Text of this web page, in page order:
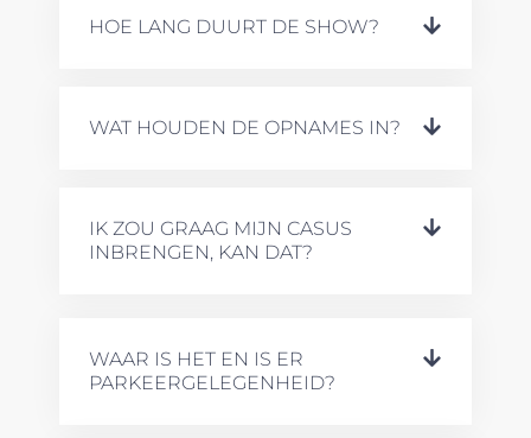
HOE LANG DUURT DE SHOW?
WAT HOUDEN DE OPNAMES IN?
IK ZOU GRAAG MIJN CASUS
INBRENGEN, KAN DAT?
WAAR IS HET EN IS ER
PARKEERGELEGENHEID?